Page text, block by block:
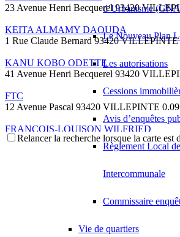
d’Urbanisme
Le Nouveau Plan
Les autorisations
Cessions
Avis d’enquêtes
Règlement Local
Intercommunale
Commissaire
Vie de quartiers
23 Avenue Henri Becquerel 93420
KEITA ALMAMY DAOUDA
1 Rue Claude Bernard 93420 VILLEPINTE
KANU KOBO ODETTE
41 Avenue Henri Becquerel 93420
FTC
12 Avenue Pascal 93420 VILLEPINTE
FRANCOIS-LOUISON WILFRIED
15 Avenue Henri Becquerel 93420
20 Rue Claude Bernard 93420 VILLEPINTE
5 Villa Laborde 93420 VILLEPINTE 0.11
OURABAH SAMIR
Relancer la recherche lorsque la carte est